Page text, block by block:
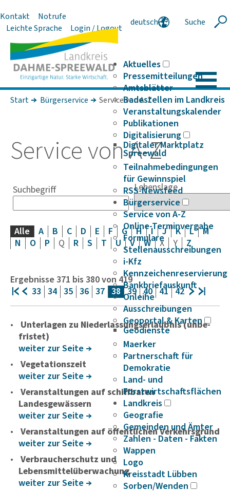
Kontakt
Notrufe
Leichte Sprache
Login / Logout
deutsch
Suche
Aktuelles
Pressemitteilungen
Amtsblätter
Badestellen im Landkreis
Veranstaltungskalender
Publikationen
Digitalisierung
Digitaler Marktplatz
Spreewald
Teilnahmebedingungen
für Gewinnspiel
RSS-Newsfeed
Bürgerservice
Service von A-Z
Online-Terminvergabe
Formulare
Stellenausschreibungen
i-Kfz
Kennzeichenreservierung
Bankbriefauskunft
Onleihe
Ausschreibungen
Geoportal & Karten
Geodienste
Maerker
Partnerschaft für
Demokratie
Land- und
Forstwirtschaftsflächen
Landkreis
Geografie
Gemeinden und Ämter
Zahlen - Daten - Fakten
Wappen
Logo
Kreisstadt Lübben
Sorben/Wenden
Start Bürgerservice Service von A-Z
Service von A-Z
Suchbegriff Lebenslage
Alle A B C D E F G H I J K L
M
N
O P Q R S T U V W X Y Z
Ergebnisse 371 bis 380von 419
33 34 35 36 37 38 39 40 41 42
Unter­lagen zu Nieder­las­sungs­er­laubnis (unbe­
fristet)
weiter zur Seite
Vegetationszeit
weiter zur Seite
Veranstaltungen auf schiffbaren
Landesgewässern
weiter zur Seite
Veranstaltungen auf öffentlichen Verkehrsgrund
weiter zur Seite
Verbraucherschutz und
Lebensmittelüberwachung
weiter zur Seite